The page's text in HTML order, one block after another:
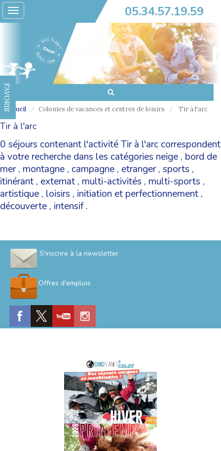
Toggle
navigation
05.34.57.19.59
FAVORIS
Accueil Colonies de vacances et centres de loisirs Tir à l'arc
Tir à l'arc
0 séjours contenant l'activité Tir à l'arc correspondent
à votre recherche dans les catégories neige , bord de
mer, montagne , campagne , etranger, sports ,
itinérant , externat , multi-activités , multi-sports ,
artistique , loisirs , initiation et perfectionnement ,
découverte , intensif.
S'inscrire à la newsletter
Offres d'emplois